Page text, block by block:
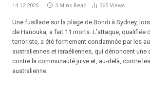
14.12.2025 3 Mins Read 365 Views
Une fusillade sur la plage de Bondi à Sydney,
de Hanouka, a fait 11 morts. L’attaque, qualifiée
terroriste, a été fermement condamnée par les
australiennes et israéliennes, qui dénoncent une
contre la communauté juive et, au-delà, contre
australienne.